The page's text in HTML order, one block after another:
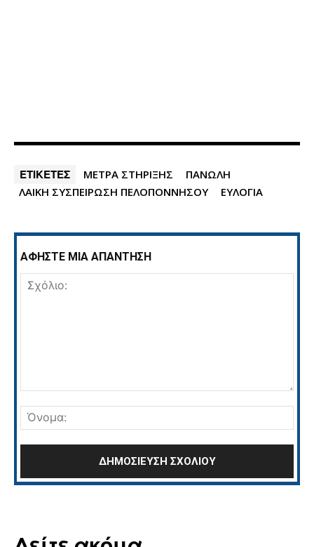
ΕΤΙΚΕΤΕΣ ΜΕΤΡΑ ΣΤΗΡΙΞΗΣ
ΠΑΝΩΛΗ
ΛΑΙΚΗ ΣΥΣΠΕΙΡΩΣΗ ΠΕΛΟΠΟΝΝΗΣΟΥ
ΕΥΛΟΓΙΑ
ΑΦΗΣΤΕ ΜΙΑ ΑΠΑΝΤΗΣΗ